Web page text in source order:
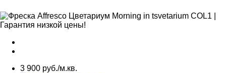
3 900 руб./м.кв.